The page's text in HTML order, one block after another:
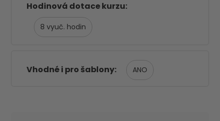
Hodinová dotace kurzu
8
Vhodné i pro šablony ANO